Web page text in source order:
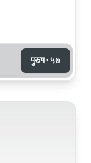
पुरुष · ५७